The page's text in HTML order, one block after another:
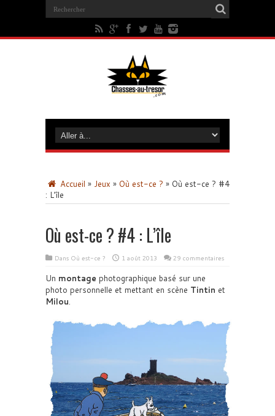
Accueil » Jeux » Où est-ce ? » Où est-ce ? #4
: L’île
Où est-ce ? #4 : L’île
Dans Où est-ce ? 1 août 2013 29 commentaires
Un montage photographique basé sur une
photo personnelle et mettant en scène Tintin et
Milou.